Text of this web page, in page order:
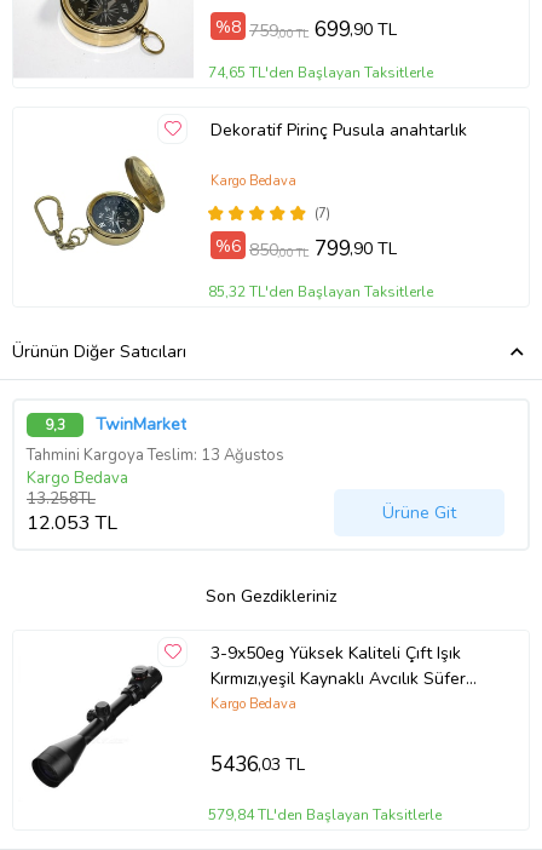
%8 759,00 TL 699,90 TL
74,65 TL'den Başlayan Taksitlerle
Dekoratif Pirinç Pusula anahtarlık
(7)
Kargo Bedava
%6 850,00 TL 799,90 TL
85,32 TL'den Başlayan Taksitlerle
Ürünün Diğer Satıcıları
9,3 TwinMarket
Tahmini Kargoya Teslim: 13 Ağustos
Kargo Bedava
13.258TL
12.053 TL Ürüne Git
Son Gezdikleriniz
3-9x50eg Yüksek Kaliteli Çıft Işık
Kırmızı,yeşil Kaynaklı Avcılık Süfer
Dürbün
Kargo Bedava
5436,03 TL
579,84 TL'den Başlayan Taksitlerle